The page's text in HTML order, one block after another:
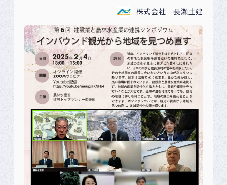
株式会社 長瀬土建